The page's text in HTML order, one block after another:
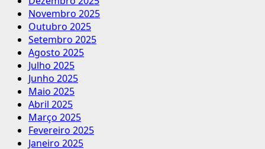
Novembro 2025
Outubro 2025
Setembro 2025
Agosto 2025
Julho 2025
Junho 2025
Maio 2025
Abril 2025
Março 2025
Fevereiro 2025
Janeiro 2025